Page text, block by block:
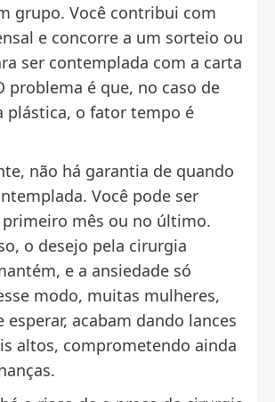
grupo. Você contribui com
e concorre a um sorteio ou
ser contemplada com a carta
problema é que, no caso de
plástica, o fator tempo é
não há garantia de quando
Você pode ser
mês ou no último.
o desejo pela cirurgia
e a ansiedade só
modo, muitas mulheres,
esperar, acabam dando lances
altos, comprometendo ainda